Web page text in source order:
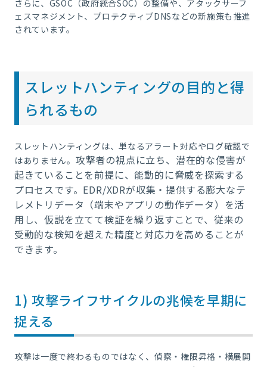
さらに、GSOC（政府統合SOC）の整備や、アタックサーフ
ェスマネジメント、プロテクティブDNSなどの新施策も推進
されています。
スレットハンティングの目的と得
られるもの
スレットハンティングは、単なるアラート対応やログ確認で
はありません。 攻撃者の視点に立ち、潜在的な侵害が
起きていることを前提に、能動的に脅威を探索する
プロセスです。 EDR/XDRが収集・提供する膨大なテ
レメトリデータ（端末やアプリの動作データ）を活
用し、仮説を立てて検証を繰り返すこ とで、従来の
受動的な検知を超えた精度と対応力を高めることが
できます。
1) 攻撃ライフサイクルの兆候を早期に
捉える
攻撃は一度で終わるものではなく、偵察・権限昇格・横展開